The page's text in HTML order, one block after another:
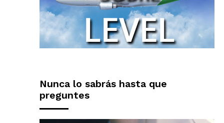
Nunca lo sabrás hasta que
preguntes